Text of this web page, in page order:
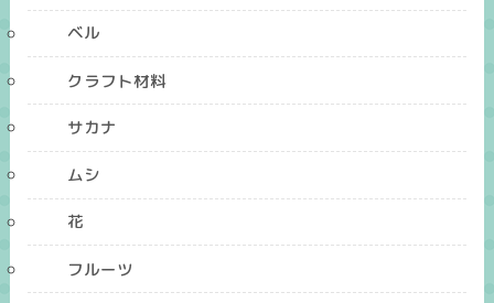
ベル
クラフト材料
サカナ
ムシ
花
フルーツ